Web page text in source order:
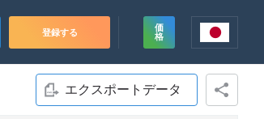
登録する
価
格
エクスポートデータ